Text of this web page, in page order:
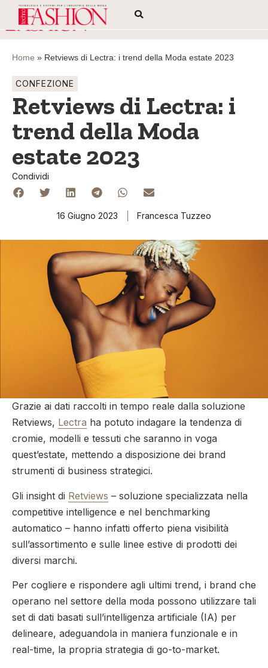
Home » Retviews di Lectra: i trend della Moda estate 2023
CONFEZIONE
Retviews di Lectra: i
trend della Moda
estate 2023
Condividi
16 Giugno 2023 Francesca Tuzzeo
Grazie ai dati raccolti in tempo reale dalla soluzione
Retviews, Lectra ha potuto indagare la tendenza di
cromie, modelli e tessuti che saranno in voga
quest’estate, mettendo a disposizione dei brand
strumenti di business strategici.
Gli insight di Retviews – soluzione specializzata nella
competitive intelligence e nel benchmarking
automatico – hanno infatti offerto piena visibilità
sull’assortimento e sulle linee estive di prodotti dei
diversi marchi.
Per cogliere e rispondere agli ultimi trend, i brand che
operano nel settore della moda possono utilizzare tali
set di dati basati sull’intelligenza artificiale (IA) per
delineare, adeguandola in maniera funzionale e in
real-time, la propria strategia di go-to-market.